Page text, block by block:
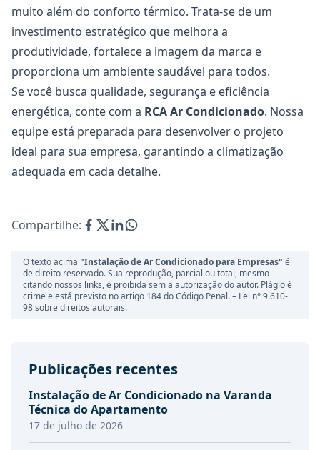
muito além do conforto térmico. Trata-se de um
investimento estratégico que melhora a
produtividade, fortalece a imagem da marca e
proporciona um ambiente saudável para todos.
Se você busca qualidade, segurança e eficiência
energética, conte com a RCA Ar Condicionado. Nossa
equipe está preparada para desenvolver o projeto
ideal para sua empresa, garantindo a climatização
adequada em cada detalhe.
Compartilhe:
O texto acima "Instalação de Ar Condicionado para Empresas" é
de direito reservado. Sua reprodução, parcial ou total, mesmo
citando nossos links, é proibida sem a autorização do autor. Plágio é
crime e está previsto no artigo 184 do Código Penal. – Lei n° 9.610-
98 sobre direitos autorais.
Publicações recentes
Instalação de Ar Condicionado na Varanda
Técnica do Apartamento
17 de julho de 2026